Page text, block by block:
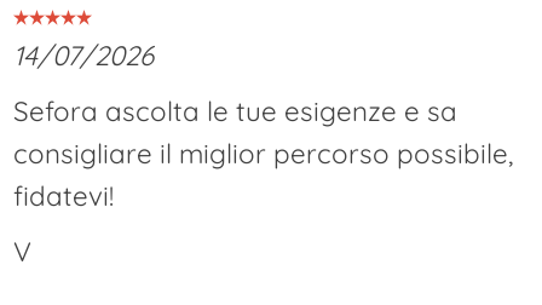
14/07/2026
Sefora ascolta le tue esigenze e sa
consigliare il miglior percorso possibile,
fidatevi!
V